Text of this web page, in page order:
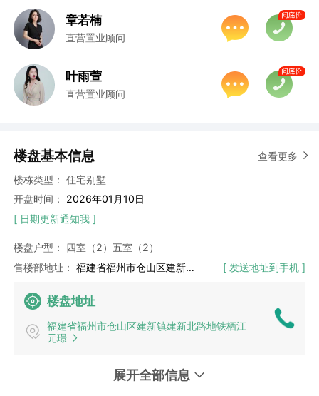
章若楠
直营置业顾问
叶雨萱
直营置业顾问
楼盘基本信息
查看更多
楼栋类型：
住宅别墅
开盘时间：
2026年01月10日
[ 日期更新通知我 ]
楼盘户型： 四室（2） 五室（2）
售楼部地址： 福建省福州市仓山区建新镇建新北路元璟TOD项目经理部 [ 发送地址到手机 ]
楼盘地址
福建省福州市仓山区建新镇建新北路地铁栖江
元璟
展开全部信息